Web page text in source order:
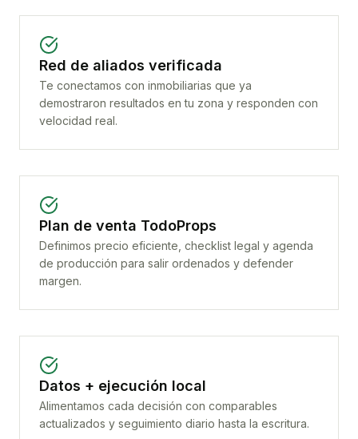
Red de aliados verificada
Te conectamos con inmobiliarias que ya
demostraron resultados en tu zona y responden con
velocidad real.
Plan de venta TodoProps
Definimos precio eficiente, checklist legal y agenda
de producción para salir ordenados y defender
margen.
Datos + ejecución local
Alimentamos cada decisión con comparables
actualizados y seguimiento diario hasta la escritura.